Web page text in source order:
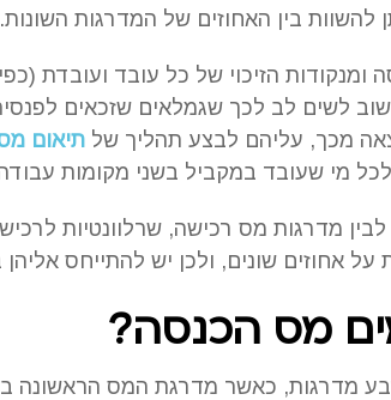
להשוות בין האחוזים של המדרגות השונות.
ומנקודות הזיכוי של כל עובד ועובדת
לשים לב לכך שגמלאים שזכאים
מכך, עליהם לבצע תהליך של תיאום
מי שעובד במקביל בשני מקומות עבודה
מדרגות מס רכישה, שרלוונטיות
אחוזים שונים, ולכן יש להתייחס
מס הכנסה?